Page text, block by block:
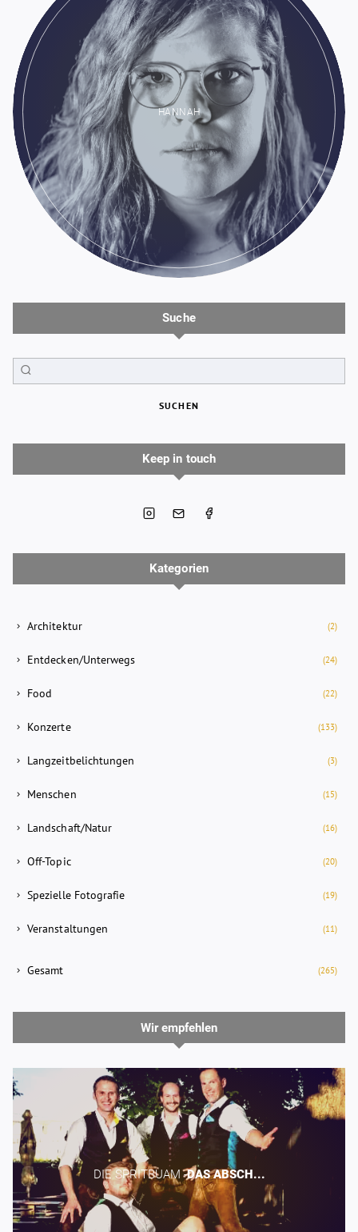
HANNAH
Suche
SUCHEN
Keep in touch
Kategorien
Architektur (2)
Entdecken/Unterwegs (24)
Food (22)
Konzerte (133)
Langzeitbelichtungen (3)
Menschen (15)
Landschaft/Natur (16)
Off-Topic (20)
Spezielle Fotografie (19)
Veranstaltungen (11)
Gesamt (265)
Wir empfehlen
DIE SPRITBUAM -​DAS ABSCH...